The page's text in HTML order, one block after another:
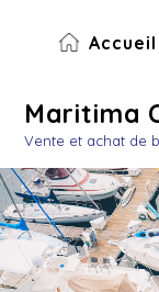
Accueil
Maritima
Vente et achat de